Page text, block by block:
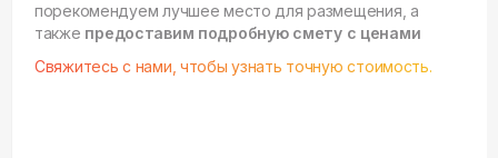
порекомендуем лучшее место для размещения, а
также предоставим подробную смету с ценами
Свяжитесь с нами, чтобы узнать точную стоимость.